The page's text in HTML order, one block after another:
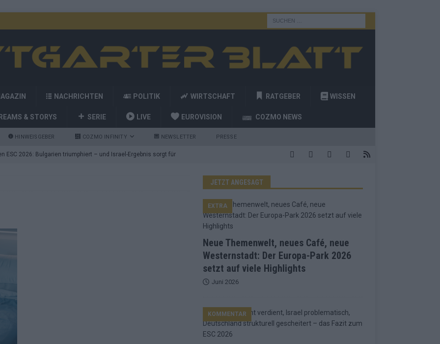
NACHRICHTEN POLITIK WIRTSCHAFT RATGEBER WISSEN
& STORYS SERIE LIVE EUROVISION COZMO NEWS
HINWEISGEBER COZMO INFINITY NEWSLETTER PRESSE
ESC 2026: Bulgarien triumphiert – und Israel-Ergebnis sorgt für
Showacts im ESC-Finale 2026 in Wien
Jurys – die Geschichte der ESC-Wertung als Spiegel des
Walzer zu kurz, Moderation zu provinziell – das Fazit zum
JETZT ANGESAGT
Neue Themenwelt, neues Café, neue
Westernstadt: Der Europa-Park 2026
setzt auf viele Highlights
EXTRA
Juni 2026
KOMMENTAR